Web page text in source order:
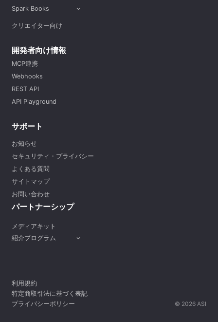
Spark Books expand_more
クリエイター向け
開発者向け情報
MCP連携
Webhooks
REST API
API Playground
サポート
お知らせ
セキュリティ・プライバシー
よくある質問
サイトマップ
お問い合わせ
パートナーシップ
メディアキット
紹介プログラム
expand_more
© 2026 ASI
利用規約
特定商取引法に基づく表記
プライバシーポリシー